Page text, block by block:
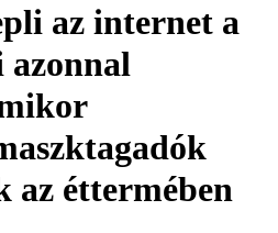
az internet a
az éttermében